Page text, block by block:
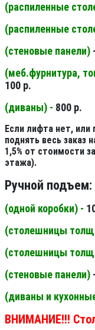
(распиленные
(распиленные
(стеновые панели)
(меб.фурнитура,
100 р.
(диваны) - 800 р.
Если лифта нет,
поднять весь
1,5% от стоимости
этажа).
Ручной подъем:
(одной коробки) -
(столешницы
(столешницы
(стеновые панели)
(диваны и
ВНИМАНИЕ!!!